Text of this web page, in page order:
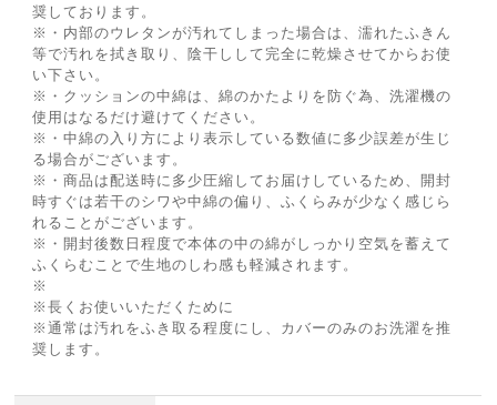
奨しております。
※・内部のウレタンが汚れてしまった場合は、濡れたふきん
等で汚れを拭き取り、陰干しして完全に乾燥させてからお使
い下さい。
※・クッションの中綿は、綿のかたよりを防ぐ為、洗濯機の
使用はなるだけ避けてください。
※・中綿の入り方により表示している数値に多少誤差が生じ
る場合がございます。
※・商品は配送時に多少圧縮してお届けしているため、開封
時すぐは若干のシワや中綿の偏り、ふくらみが少なく感じら
れることがございます。
※・開封後数日程度で本体の中の綿がしっかり空気を蓄えて
ふくらむことで生地のしわ感も軽減されます。
※
※長くお使いいただくために
※通常は汚れをふき取る程度にし、カバーのみのお洗濯を推
奨します。